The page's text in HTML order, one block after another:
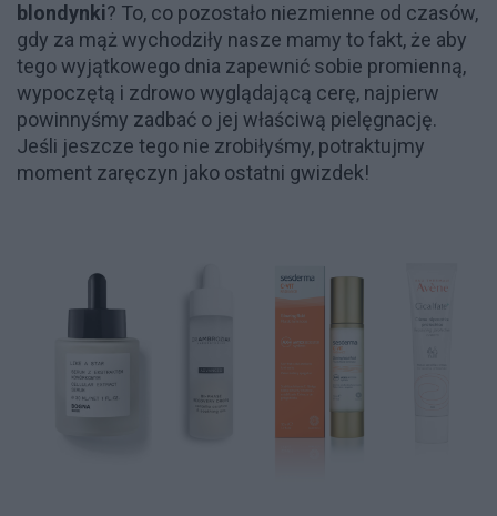
blondynki? To, co pozostało niezmienne od czasów,
gdy za mąż wychodziły nasze mamy to fakt, że aby
tego wyjątkowego dnia zapewnić sobie promienną,
wypoczętą i zdrowo wyglądającą cerę, najpierw
powinnyśmy zadbać o jej właściwą pielęgnację.
Jeśli jeszcze tego nie zrobiłyśmy, potraktujmy
moment zaręczyn jako ostatni gwizdek!